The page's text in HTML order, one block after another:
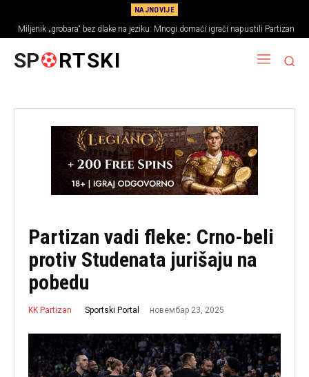
NAJNOVIJE
Miljenik „grobara“ bez dlake na jeziku: Mnogi domaći igrači napustili Partizan
nezadovoljni!
SP RTSKI
Partizan vadi fleke: Crno-beli
protiv Studenata jurišaju na
pobedu
KK Partizan Sportski Portal новембар 23, 2025